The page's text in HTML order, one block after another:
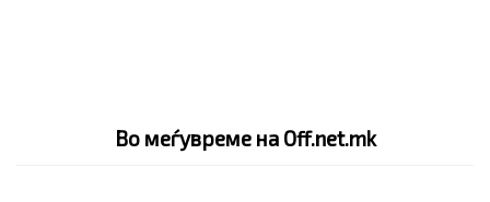
Во меѓувреме на Off.net.mk